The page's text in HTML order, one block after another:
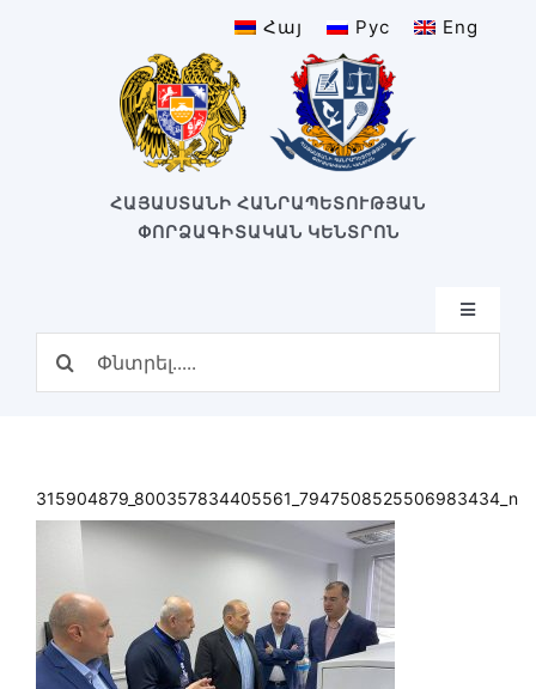
Հայ Рус Eng
ՀԱՅԱՍՏԱՆԻ ՀԱՆՐԱՊԵՏՈՒԹՅԱՆ
ՓՈՐՁԱԳԻՏԱԿԱՆ ԿԵՆՏՐՈՆ
Toggle
Կառուցվածք
Բաժիններ
Փորձաքննությունների տեսակները
Նորություններ
Գրադարան
Կայքի քարտեզ
315904879_800357834405561_7947508525506983434_n